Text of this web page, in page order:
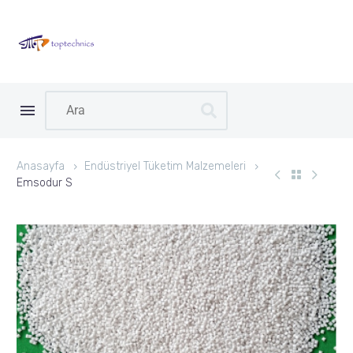
Anasayfa
Endüstriyel Tüketim Malzemeleri
Emsodur S